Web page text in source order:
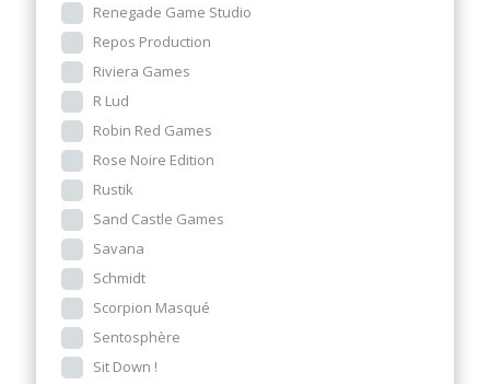
Renegade Game Studio
Repos Production
Riviera Games
R Lud
Robin Red Games
Rose Noire Edition
Rustik
Sand Castle Games
Savana
Schmidt
Scorpion Masqué
Sentosphère
Sit Down !